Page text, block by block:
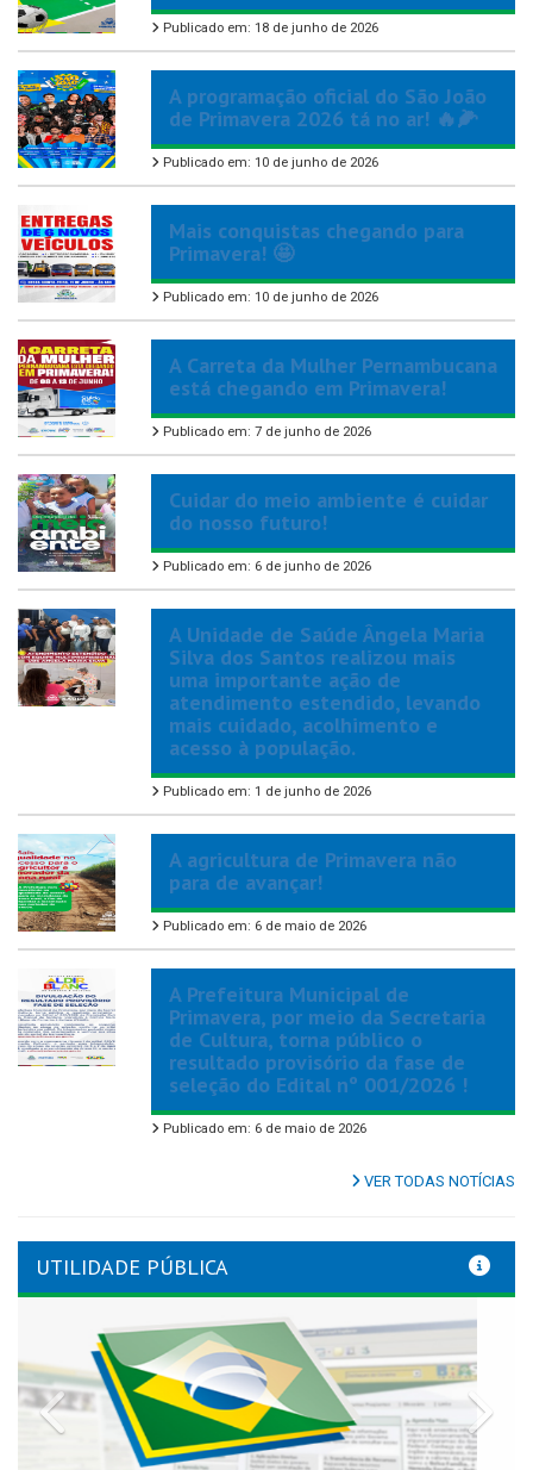
Publicado em: 18 de junho de 2026
A programação oficial do São João
de Primavera 2026 tá no ar! 🔥🌽
Publicado em: 10 de junho de 2026
Mais conquistas chegando para
Primavera! 🤩
Publicado em: 10 de junho de 2026
A Carreta da Mulher Pernambucana
está chegando em Primavera!
Publicado em: 7 de junho de 2026
Cuidar do meio ambiente é cuidar
do nosso futuro!
Publicado em: 6 de junho de 2026
A Unidade de Saúde Ângela Maria
Silva dos Santos realizou mais
uma importante ação de
atendimento estendido, levando
mais cuidado, acolhimento e
acesso à população.
Publicado em: 1 de junho de 2026
A agricultura de Primavera não
para de avançar!
Publicado em: 6 de maio de 2026
A Prefeitura Municipal de
Primavera, por meio da Secretaria
de Cultura, torna público o
resultado provisório da fase de
seleção do Edital nº 001/2026 !
Publicado em: 6 de maio de 2026
VER TODAS NOTÍCIAS
UTILIDADE PÚBLICA
Previous